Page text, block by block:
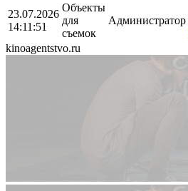
23.07.2026
14:11:51
Объекты
для
съемок
Администратор
kinoagentstvo.ru